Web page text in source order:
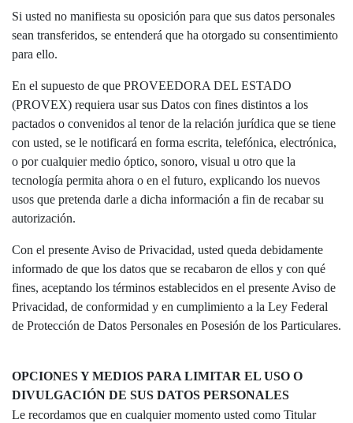
Si usted no manifiesta su oposición para que sus datos personales
sean transferidos, se entenderá que ha otorgado su consentimiento
para ello.
En el supuesto de que PROVEEDORA DEL ESTADO
(PROVEX) requiera usar sus Datos con fines distintos a los
pactados o convenidos al tenor de la relación jurídica que se tiene
con usted, se le notificará en forma escrita, telefónica, electrónica,
o por cualquier medio óptico, sonoro, visual u otro que la
tecnología permita ahora o en el futuro, explicando los nuevos
usos que pretenda darle a dicha información a fin de recabar su
autorización.
Con el presente Aviso de Privacidad, usted queda debidamente
informado de que los datos que se recabaron de ellos y con qué
fines, aceptando los términos establecidos en el presente Aviso de
Privacidad, de conformidad y en cumplimiento a la Ley Federal
de Protección de Datos Personales en Posesión de los Particulares.
OPCIONES Y MEDIOS PARA LIMITAR EL USO O
DIVULGACIÓN DE SUS DATOS PERSONALES
Le recordamos que en cualquier momento usted como Titular